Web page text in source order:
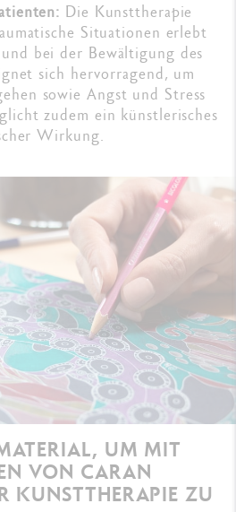
Die Kunsttherapie
Situationen erlebt
bei der Bewältigung des
sich hervorragend, um
sowie Angst und Stress
zudem ein künstlerisches
Wirkung.
UM MIT
VON CARAN
KUNSTTHERAPIE ZU